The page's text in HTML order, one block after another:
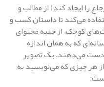
‌کند) از مطالب و
تا داستان کسب و
از جنبه محتوای
همان اندازه
یک تصویر
که می‌نویسید به